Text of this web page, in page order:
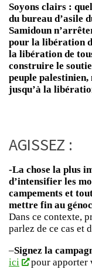
Soyons clairs :
du bureau d’asile
Samidoun
pour la libération
la libération de
construire le
peuple palestinien,
jusqu’à la
AGISSEZ :
-La chose la plus
d’intensifier les
campements et
mettre fin au
Dans ce contexte,
parlez de ce cas et
–Signez la
ici
pour apporter